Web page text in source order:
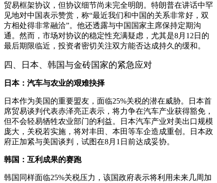
贸易框架协议，但协议细节尚未完全明朗。特朗普在讲话中罕
见地对中国表示赞赏，称“最近我们和中国的关系非常好，双
方相处得非常融洽”。他还透露与中国国家主席保持定期沟
通。然而，市场对协议的稳定性充满疑虑，尤其是8月12日的
最后期限临近，投资者密切关注双方能否达成持久的缓和。
四、日本、韩国与金砖国家的紧急应对
日本：汽车与农业的艰难抉择
日本作为美国的重要盟友，面临25%关税的潜在威胁。日本首
席贸易谈判代表赤泽亮正表示，将力争在汽车产业获得豁免，
但不会轻易牺牲农业部门的利益。日本汽车产业对美出口规模
庞大，关税若实施，将对丰田、本田等车企造成重创。日本政
府正加紧与美国谈判，试图在8月1日前达成妥协。
韩国：互利成果的赛跑
韩国同样面临25%关税压力，该国政府表示将利用未来几周加